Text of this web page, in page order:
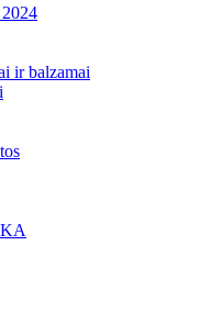
ir balzamai